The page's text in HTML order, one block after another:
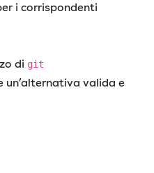
i corrispondenti
di git
un’alternativa valida e